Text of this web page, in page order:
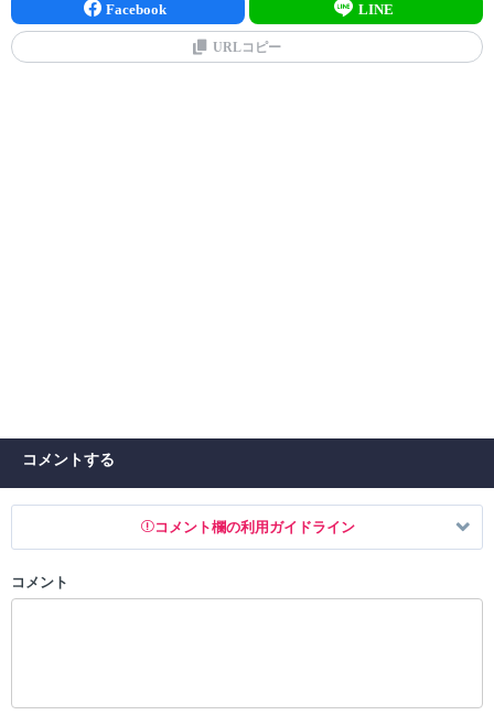
Facebook LINE
URLコピー
コメントする
コメント欄の利用ガイドライン
以下の書き込みを禁止とし、場合によってはコメント削除や書き込み制
コメント